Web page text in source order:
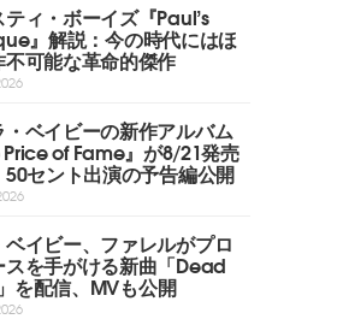
ティ・ボーイズ『Paul’s
』解説：今の時代にはほ
可能な革命的傑作
・ベイビーの新作アルバム
Price of Fame』が8/21発売
セント出演の予告編公開
ベイビー、ファレルがプロ
スを手がける新曲「Dead
を配信、MVも公開